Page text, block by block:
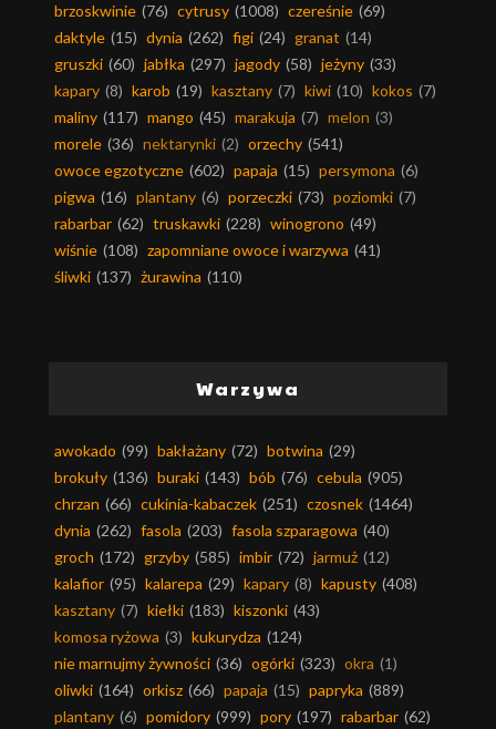
brzoskwinie (76) cytrusy (1008) czereśnie (69)
daktyle (15) dynia (262) figi (24) granat (14)
gruszki (60) jabłka (297) jagody (58) jeżyny (33)
kapary (8) karob (19) kasztany (7) kiwi (10) kokos (7)
maliny (117) mango (45) marakuja (7) melon (3)
morele (36) nektarynki (2) orzechy (541)
owoce egzotyczne (602) papaja (15) persymona (6)
pigwa (16) plantany (6) porzeczki (73) poziomki (7)
rabarbar (62) truskawki (228) winogrono (49)
wiśnie (108) zapomniane owoce i warzywa (41)
śliwki (137) żurawina (110)
Warzywa
awokado (99) bakłażany (72) botwina (29)
brokuły (136) buraki (143) bób (76) cebula (905)
chrzan (66) cukinia-kabaczek (251) czosnek (1464)
dynia (262) fasola (203) fasola szparagowa (40)
groch (172) grzyby (585) imbir (72) jarmuż (12)
kalafior (95) kalarepa (29) kapary (8) kapusty (408)
kasztany (7) kiełki (183) kiszonki (43)
komosa ryżowa (3) kukurydza (124)
nie marnujmy żywności (36) ogórki (323) okra (1)
oliwki (164) orkisz (66) papaja (15) papryka (889)
plantany (6) pomidory (999) pory (197) rabarbar (62)